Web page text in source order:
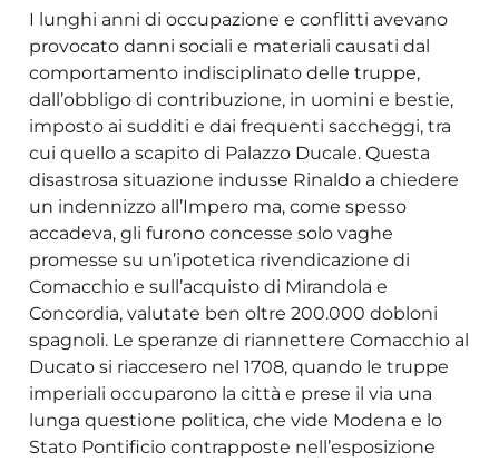
I lunghi anni di occupazione e conflitti avevano
provocato danni sociali e materiali causati dal
comportamento indisciplinato delle truppe,
dall’obbligo di contribuzione, in uomini e bestie,
imposto ai sudditi e dai frequenti saccheggi, tra
cui quello a scapito di Palazzo Ducale. Questa
disastrosa situazione indusse Rinaldo a chiedere
un indennizzo all’Impero ma, come spesso
accadeva, gli furono concesse solo vaghe
promesse su un’ipotetica rivendicazione di
Comacchio e sull’acquisto di Mirandola e
Concordia, valutate ben oltre 200.000 dobloni
spagnoli. Le speranze di riannettere Comacchio al
Ducato si riaccesero nel 1708, quando le truppe
imperiali occuparono la città e prese il via una
lunga questione politica, che vide Modena e lo
Stato Pontificio contrapposte nell’esposizione